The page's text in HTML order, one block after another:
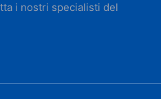
i nostri specialisti del